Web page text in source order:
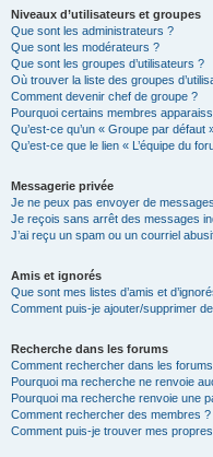
Niveaux d’utilisateurs et groupes
Que sont les administrateurs ?
Que sont les modérateurs ?
Que sont les groupes d’utilisateurs ?
Où trouver la liste des groupes
Comment devenir chef de groupe ?
Pourquoi certains membres
Qu’est-ce qu’un « Groupe par défaut
Qu’est-ce que le lien « L’équipe du
Messagerie privée
Je ne peux pas envoyer de
Je reçois sans arrêt des messages
J’ai reçu un spam ou un courriel
Amis et ignorés
Que sont mes listes d’amis et
Comment puis-je ajouter/supprimer
Recherche dans les forums
Comment rechercher dans les
Pourquoi ma recherche ne renvoie
Pourquoi ma recherche renvoie une
Comment rechercher des membres ?
Comment puis-je trouver mes